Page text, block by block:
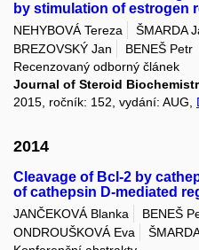
by stimulation of estrogen
NEHYBOVÁ Tereza ŠMARDA
BREZOVSKÝ Jan
BENEŠ Petr
Recenzovaný odborný článek
Journal of Steroid
2015, ročník: 152, vydání: AUG,
2014
Cleavage of Bcl-2 by
of cathepsin D-mediated
JANČEKOVÁ Blanka BENEŠ
ONDROUŠKOVÁ Eva